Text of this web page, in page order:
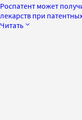
Роспатент может
лекарств при
Читать